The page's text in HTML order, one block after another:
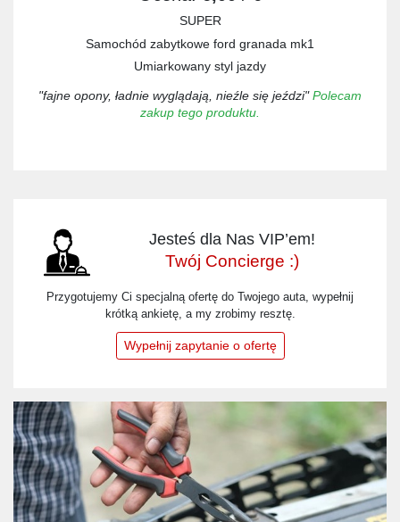
SUPER
Samochód zabytkowe ford granada mk1
Umiarkowany styl jazdy
"fajne opony, ładnie wyglądają, nieźle się jeździ"Polecam
zakup tego produktu.
Jesteś dla Nas VIP’em!
Twój Concierge :)
Przygotujemy Ci specjalną ofertę do Twojego auta, wypełnij
krótką ankietę, a my zrobimy resztę.
Wypełnij zapytanie o ofertę